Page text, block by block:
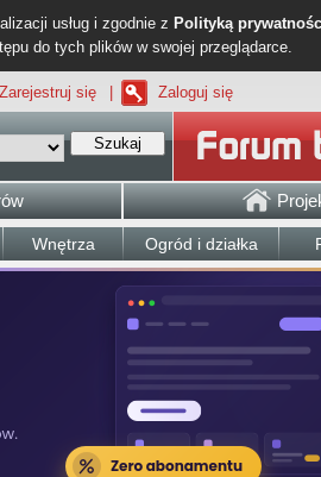
usług i zgodnie z Polityką
do tych plików w swojej przeglądarce.
Zarejestruj się Zaloguj się
Szukaj
Wnętrza Ogród i działka